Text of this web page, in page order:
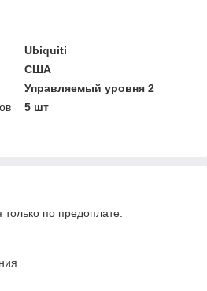
Ubiquiti
США
Управляемый уровня 2
5 шт
только по предоплате.